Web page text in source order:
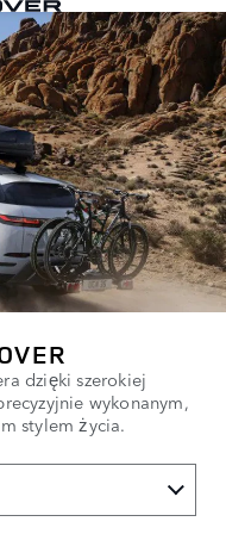
dzięki szerokiej
wykonanym,
stylem życia.